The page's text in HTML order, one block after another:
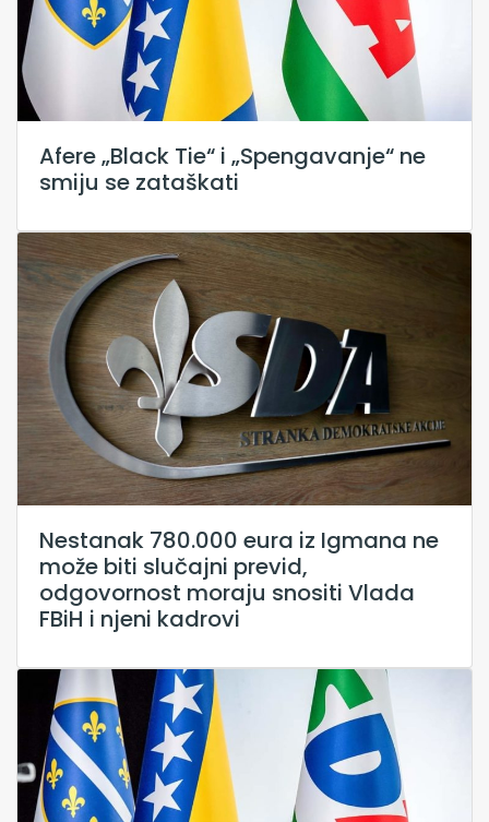
Afere „Black Tie“ i „Spengavanje“ ne
smiju se zataškati
Nestanak 780.000 eura iz Igmana ne
može biti slučajni previd,
odgovornost moraju snositi Vlada
FBiH i njeni kadrovi